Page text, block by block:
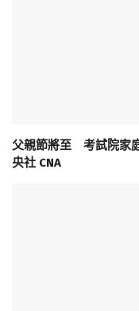
父親節將至 考試院家
央社 CNA